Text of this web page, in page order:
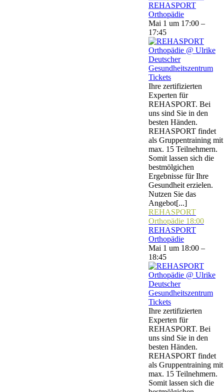
REHASPORT
Orthopädie
Mai 1 um 17:00 –
17:45
Tickets
Ihre zertifizierten
Experten für
REHASPORT. Bei
uns sind Sie in den
besten Händen.
REHASPORT findet
als Gruppentraining mit
max. 15 Teilnehmern.
Somit lassen sich die
bestmölgichen
Ergebnisse für Ihre
Gesundheit erzielen.
Nutzen Sie das
Angebot[...]
REHASPORT
Orthopädie 18:00
REHASPORT
Orthopädie
Mai 1 um 18:00 –
18:45
Tickets
Ihre zertifizierten
Experten für
REHASPORT. Bei
uns sind Sie in den
besten Händen.
REHASPORT findet
als Gruppentraining mit
max. 15 Teilnehmern.
Somit lassen sich die